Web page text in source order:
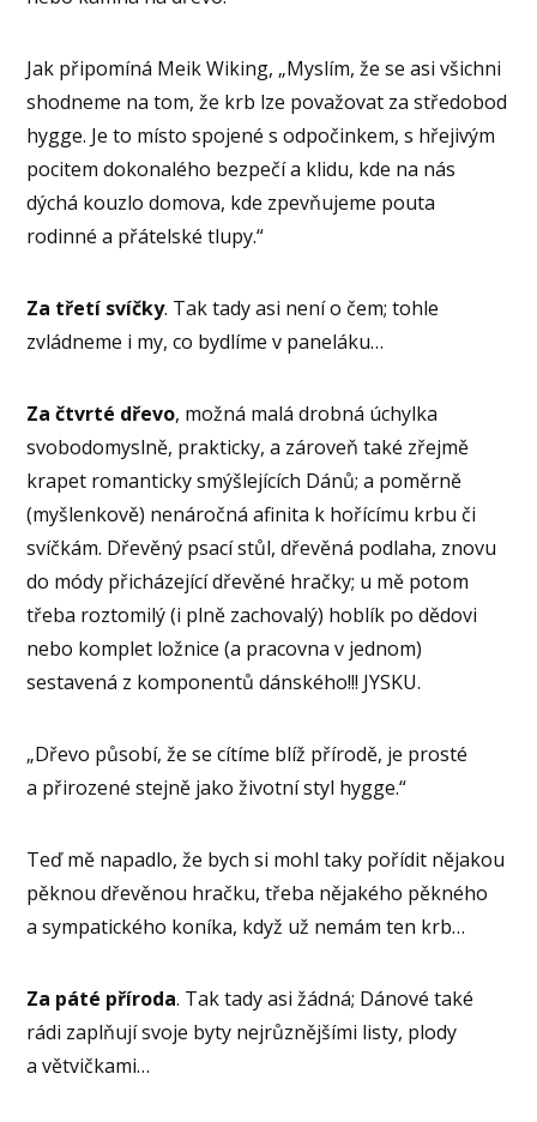
Jak připomíná Meik Wiking, „Myslím, že se asi všichni
shodneme na tom, že krb lze považovat za středobod
hygge. Je to místo spojené s odpočinkem, s hřejivým
pocitem dokonalého bezpečí a klidu, kde na nás
dýchá kouzlo domova, kde zpevňujeme pouta
rodinné a přátelské tlupy.“
Za třetí svíčky. Tak tady asi není o čem; tohle
zvládneme i my, co bydlíme v paneláku…
Za čtvrté dřevo, možná malá drobná úchylka
svobodomyslně, prakticky, a zároveň také zřejmě
krapet romanticky smýšlejících Dánů; a poměrně
(myšlenkově) nenáročná afinita k hořícímu krbu či
svíčkám. Dřevěný psací stůl, dřevěná podlaha, znovu
do módy přicházející dřevěné hračky; u mě potom
třeba roztomilý (i plně zachovalý) hoblík po dědovi
nebo komplet ložnice (a pracovna v jednom)
sestavená z komponentů dánského!!! JYSKU.
„Dřevo působí, že se cítíme blíž přírodě, je prosté
a přirozené stejně jako životní styl hygge.“
Teď mě napadlo, že bych si mohl taky pořídit nějakou
pěknou dřevěnou hračku, třeba nějakého pěkného
a sympatického koníka, když už nemám ten krb…
Za páté příroda. Tak tady asi žádná; Dánové také
rádi zaplňují svoje byty nejrůznějšími listy, plody
a větvičkami…